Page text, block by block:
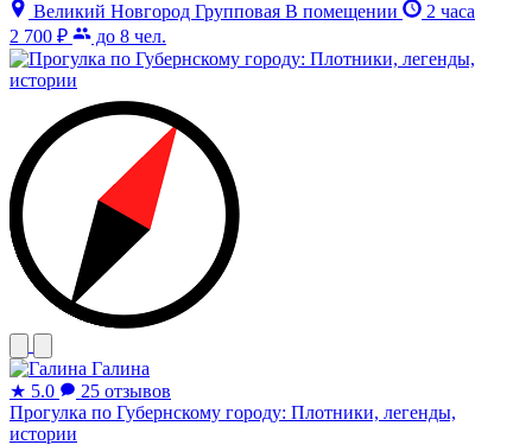
Великий Новгород Групповая В помещении
2 часа
2 700 ₽
до 8 чел.
Галина
★ 5.0
25 отзывов
Прогулка по Губернскому городу: Плотники, легенды,
истории